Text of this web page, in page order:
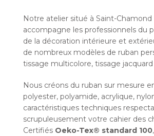
Notre atelier situé à Saint-Chamond
accompagne les professionnels du
de la décoration intérieure et
de nombreux modèles de ruban
tissage multicolore, tissage
Nous créons du ruban sur mesure
polyester, polyamide, acrylique,
caractéristiques techniques
scrupuleusement votre cahier des
Certifiés Oeko-Tex® standard 100